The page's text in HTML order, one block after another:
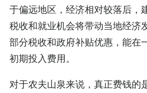
于偏远地区，经济相对较落后，
税收和就业机会将带动当地经济
部分税收和政府补贴优惠，能在
初期投入费用。
对于农夫山泉来说，真正费钱的